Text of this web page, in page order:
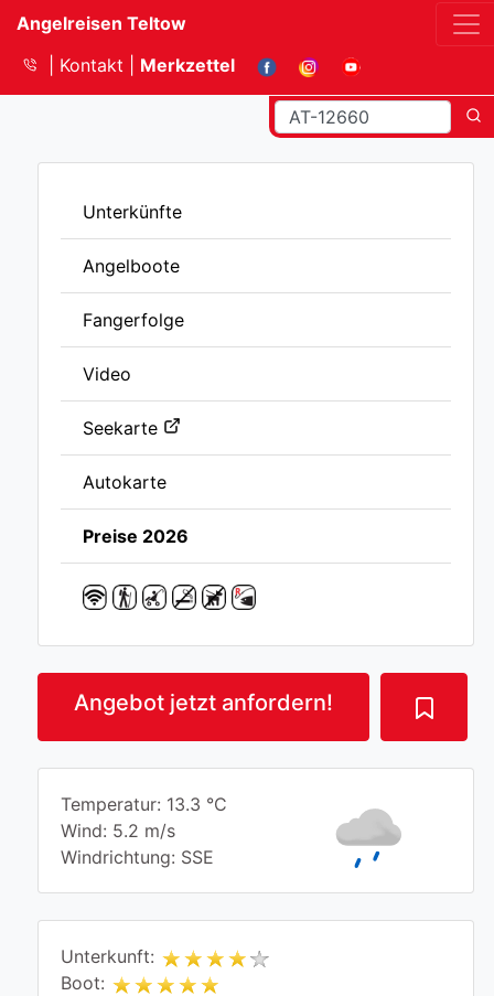
Angelreisen Teltow
Kontakt
Merkzettel
Unterkünfte
Angelboote
Fangerfolge
Video
Seekarte
Autokarte
Preise 2026
Angebot jetzt anfordern!
Temperatur: 13.3 °C
Wind: 5.2 m/s
Windrichtung: SSE
Unterkunft:
Boot: